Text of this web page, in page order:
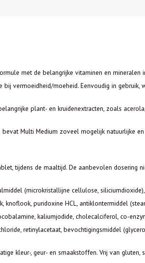
met de belangrijke vitaminen en
bij vermoeidheid/moeheid. Eenvoudig in gebruik,
plant- en kruidenextracten, zoals
Multi Medium zoveel mogelijk natuurlijke
tijdens de maaltijd. De aanbevolen dosering
(microkristallijne cellulose,
knoflook, puridoxine HCL, antiklontermiddel
kaliumjodide, cholecalciferol, co-
retinylacetaat, bevochtigingsmiddel
kleur-, geur- en smaakstoffen. Vrij van gluten,